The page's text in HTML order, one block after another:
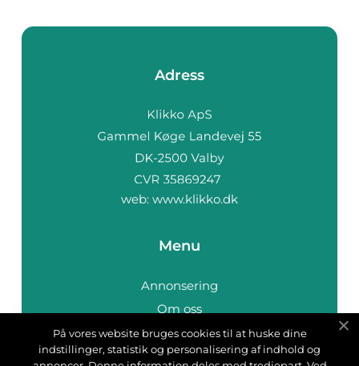
Adress
web: www.klikko.dk
Menu
Annonsering
Om oss
Cookies
Kontakta oss
På vores website bruges cookies til at huske dine
indstillinger, statistik og personalisering af indhold og